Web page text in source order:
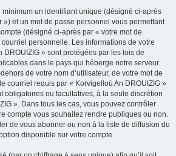
minimum un identifiant unique (désigné ci-après
») et un mot de passe personnel vous permettant
(désigné ci-après par « votre mot de
personnelle. Les informations de votre
DROUIZIG » sont protégées par les lois de
dans le pays qui héberge notre serveur.
de votre nom d’utilisateur, de votre mot de
courriel requis par « Korvigelloù An DROUIZIG »
obligatoires ou facultatives, à la seule discrétion
». Dans tous les cas, vous pouvez contrôler
compte vous souhaitez rendre publiques ou non.
de vous abonner ou non à la liste de diffusion du
disponible sur votre compte.